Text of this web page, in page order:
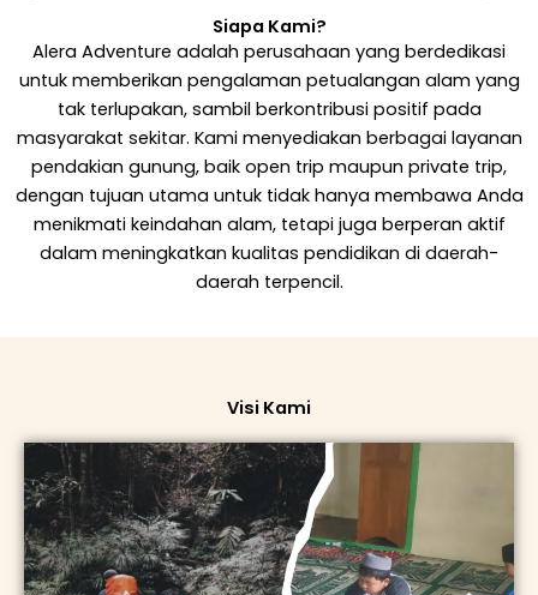
Siapa Kami?
Alera Adventure adalah perusahaan yang berdedikasi
untuk memberikan pengalaman petualangan alam yang
tak terlupakan, sambil berkontribusi positif pada
masyarakat sekitar. Kami menyediakan berbagai layanan
pendakian gunung, baik open trip maupun private trip,
dengan tujuan utama untuk tidak hanya membawa Anda
menikmati keindahan alam, tetapi juga berperan aktif
dalam meningkatkan kualitas pendidikan di daerah-
daerah terpencil.
Visi Kami